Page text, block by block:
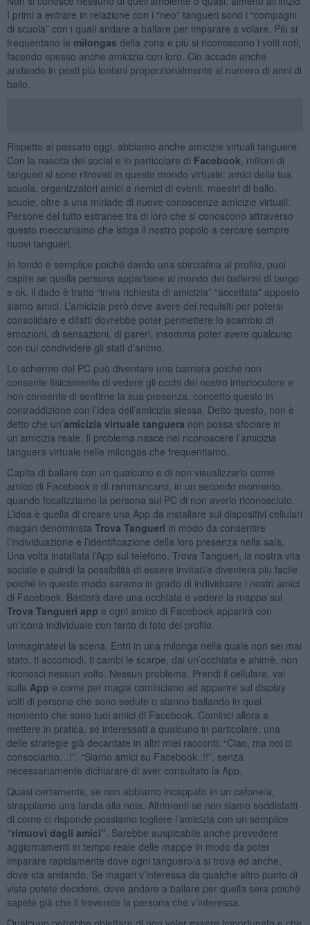
I primi a entrare in relazione con i “neo” tangueri sono i “compagni
di scuola” con i quali andare a ballare per imparare a volare. Più si
frequentano le milongas della zona e più si riconoscono i volti noti,
facendo spesso anche amicizia con loro. Ciò accade anche
andando in posti più lontani proporzionalmente al numero di anni di
ballo.
Rispetto al passato oggi, abbiamo anche amicizie virtuali tanguere.
Con la nascita dei social e in particolare di Facebook , milioni di
tangueri si sono ritrovati in questo mondo virtuale: amici della tua
scuola, organizzatori amici e nemici di eventi, maestri di ballo,
scuole, oltre a una miriade di nuove conoscenze amicizie virtuali.
Persone del tutto estranee tra di loro che si conoscono attraverso
questo meccanismo che istiga il nostro popolo a cercare sempre
nuovi tangueri.
In fondo è semplice poiché dando una sbirciatina al profilo, puoi
capire se quella persona appartiene al mondo dei ballerini di tango
e ok, il dado è tratto “invia richiesta di amicizia” “accettata” apposto
siamo amici. L’amicizia però deve avere dei requisiti per potersi
consolidare e difatti dovrebbe poter permettere lo scambio di
emozioni, di sensazioni, di pareri, insomma poter avere qualcuno
con cui condividere gli stati d’animo.
Lo schermo del PC può diventare una barriera poiché non
consente fisicamente di vedere gli occhi del nostro interlocutore e
non consente di sentirne la sua presenza, concetto questo in
contraddizione con l’idea dell’amicizia stessa. Detto questo, non è
detto che un’amicizia virtuale tanguera non possa sfociare in
un’amicizia reale. Il problema nasce nel riconoscere l’amicizia
tanguera virtuale nelle milongas che frequentiamo.
Capita di ballare con un qualcuno e di non visualizzarlo come
amico di Facebook e di rammaricarci, in un secondo momento,
quando focalizziamo la persona sul PC di non averlo riconosciuto.
L’idea è quella di creare una App da installare sui dispositivi cellulari
magari denominata Trova Tangueri in modo da consentire
l’individuazione e l’identificazione della loro presenza nella sala.
Una volta installata l’App sul telefono, Trova Tangueri, la nostra vita
sociale e quindi la possibilità di essere invitati/e diventerà più facile
poiché in questo modo saremo in grado di individuare i nostri amici
di Facebook. Basterà dare una occhiata e vedere la mappa sul
Trova Tangueri app e ogni amico di Facebook apparirà con
un’icona individuale con tanto di foto del profilo.
Immaginatevi la scena. Entri in una milonga nella quale non sei mai
stato, ti accomodi, ti cambi le scarpe, dai un’occhiata e ahimè, non
riconosci nessun volto. Nessun problema. Prendi il cellulare, vai
sulla App e come per magia cominciano ad apparire sul display
volti di persone che sono sedute o stanno ballando in quel
momento che sono tuoi amici di Facebook. Cominci allora a
mettere in pratica, se interessati a qualcuno in particolare, una
delle strategie già decantate in altri miei racconti: “Ciao, ma noi ci
consociamo…!”. “Siamo amici su Facebook..!!”, senza
necessariamente dichiarare di aver consultato la App.
Quasi certamente, se non abbiamo incappato in un cafone/a,
strappiamo una tanda alla noia. Altrimenti se non siamo soddisfatti
di come ci risponde possiamo togliere l’amicizia con un semplice
“rimuovi dagli amici” . Sarebbe auspicabile anche prevedere
aggiornamenti in tempo reale delle mappe in modo da poter
imparare rapidamente dove ogni tanguero/a si trova ed anche,
dove sta andando. Se magari v’interessa da qualche altro punto di
vista potete decidere, dove andare a ballare per quella sera poiché
sapete già che li troverete la persona che v’interessa.